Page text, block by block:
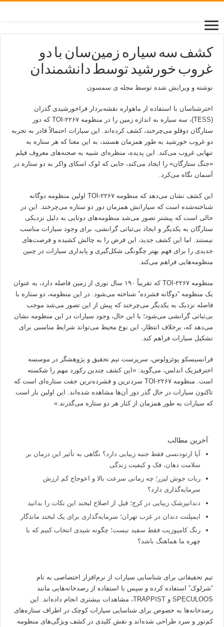
کشف سه سیاره زمین‌سان با دو
غروب خورشید توسط دانشمندان
نوشته و ویرایش شده توسط مجله ی سمسون
اخترشناسان با استفاده از ماهواره نقشه‌بردار فراخورشیدی گذران
(TESS)، سه سیاره به اندازه زمین را در منظومه TOI-۲۲۶۷ که دور
ستارگان دوقلو می‌چرخند، کشف کرده‌اند. این سیارات احتمالاً قادر به تجربه
دو غروب خورشید به طور همزمان هستند، به این معنا که هر ستاره به
تنهایی غروب می‌کند. این پدیده، منظره‌ای شبیه به صحنه‌های معروف فیلم
«جنگ ستارگان» را ایجاد می‌کند، جایی که لوک اسکای واکر به دو ستاره در
آسمان نگاه می‌کرد.
این کشف نشان می‌دهد که منظومه TOI-۲۲۶۷ اولین منظومه دوگانه
شناخته‌شده است که سیاراتش همزمان دور دو ستاره می‌چرخند. این در
حالی است که پیشتر تصور می‌شد منظومه‌های دوتایی به دلیل نزدیکی
ستارگان به یکدیگر و ایجاد بی‌ثباتی گرانشی، برای وجود سیارات مناسب
نیستند. اما این کشف جدید، این فرض را به چالش کشیده و فرصت‌های
جدیدی را برای فهم بهتر چگونگی شکل‌گیری و پایداری سیارات در چنین
منظومه‌هایی فراهم می‌کند.
منظومه TOI-۲۲۶۷ که تقریباً ۱۹۰ سال نوری از زمین فاصله دارد، به عنوان
یک منظومه “دوگانه فشرده” شناخته می‌شود. در این منظومه، دو ستاره با
فاصله نزدیک به یکدیگر می‌چرخند که پیش از این تصور می‌شد موجب
بی‌ثباتی گرانشی می‌شود؛ با این حال، وجود سیارات در این منظومه نشان
می‌دهد که، برخلاف انتظار، این نوع محیط می‌تواند شرایط مناسبی برای
تشکیل سیارات فراهم کند.
فرانسیسکو پوئزولوس، سرپرست تیم تحقیق و پژوهشگر در موسسه
اخترفیزیک اندلس، می‌گوید: «این کشف چندین رکورد مهم را شکسته
است. منظومه TOI-۲۲۶۷ سردترین و فشرده‌ترین جفت ستاره‌ای است که
تاکنون سیارات در حال گذر دور آن‌ها مشاهده شده‌اند. این اولین بار است
که سیارات به طور همزمان از کنار هر دو ستاره می‌گذرند.»
آخرین مطالب
آیا ارتودنسی فقط جنبه زیبایی دارد؟ نگاهی به تأثیر این درمان بر
سلامت دهان، فک و کیفیت زندگی
ربات جوش لیزر؛ چه زمانی سرعت بالا و اعوجاج کم ارزش
سرمایه‌گذاری دارد؟
دندانپزشک زیبایی در کرج؛ قبل از اصلاح لبخند این نکات را بدانید
ایمپلنت دندان در غرب تهران؛ سرمایه‌گذاری برای یک لبخند ماندگار
رنگ کامپوزیت فقط سفید نیست؛ چگونه شیدی انتخاب کنیم که با
چهره ما هماهنگ باشد؟
تیم تحقیقاتی برای شناسایی سیارات از نرم‌افزار اختصاصی به نام
“شرلوک” استفاده کرده و سپس با استفاده از رصدخانه‌هایی مانند
SPECULOOS و TRAPPIST، مشاهدات بیشتری انجام داده‌اند. این
رصدخانه‌ها به خصوص برای شناسایی سیارات کوچک در اطراف ستاره‌های
کم‌نور و سرد طراحی شده‌اند و نقش کلیدی در کشف ویژگی‌های منظومه